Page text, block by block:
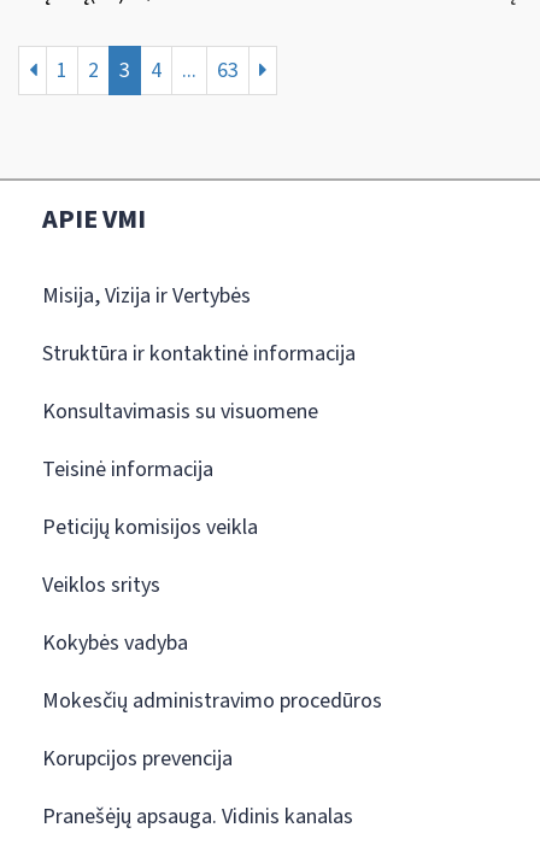
1 2 3 4 ... 63
APIE VMI
Misija, Vizija ir Vertybės
Struktūra ir kontaktinė informacija
Konsultavimasis su visuomene
Teisinė informacija
Peticijų komisijos veikla
Veiklos sritys
Kokybės vadyba
Mokesčių administravimo procedūros
Korupcijos prevencija
Pranešėjų apsauga. Vidinis kanalas